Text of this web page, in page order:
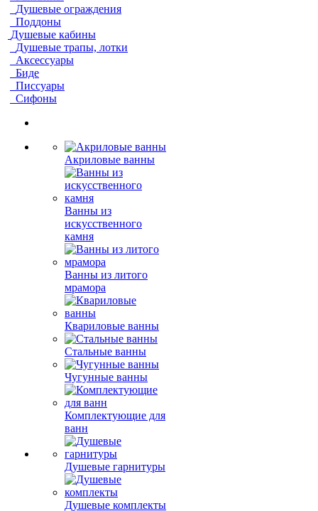
Душевые ограждения
Поддоны
Душевые кабины
Душевые трапы, лотки
Аксессуары
Биде
Писсуары
Сифоны
Акриловые ванны
Ванны из
искусственного
камня
Ванны из литого
мрамора
Квариловые ванны
Стальные ванны
Чугунные ванны
Комплектующие для
ванн
Душевые гарнитуры
Душевые комплекты